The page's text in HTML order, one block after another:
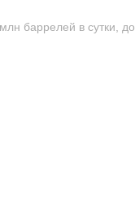
баррелей в сутки,